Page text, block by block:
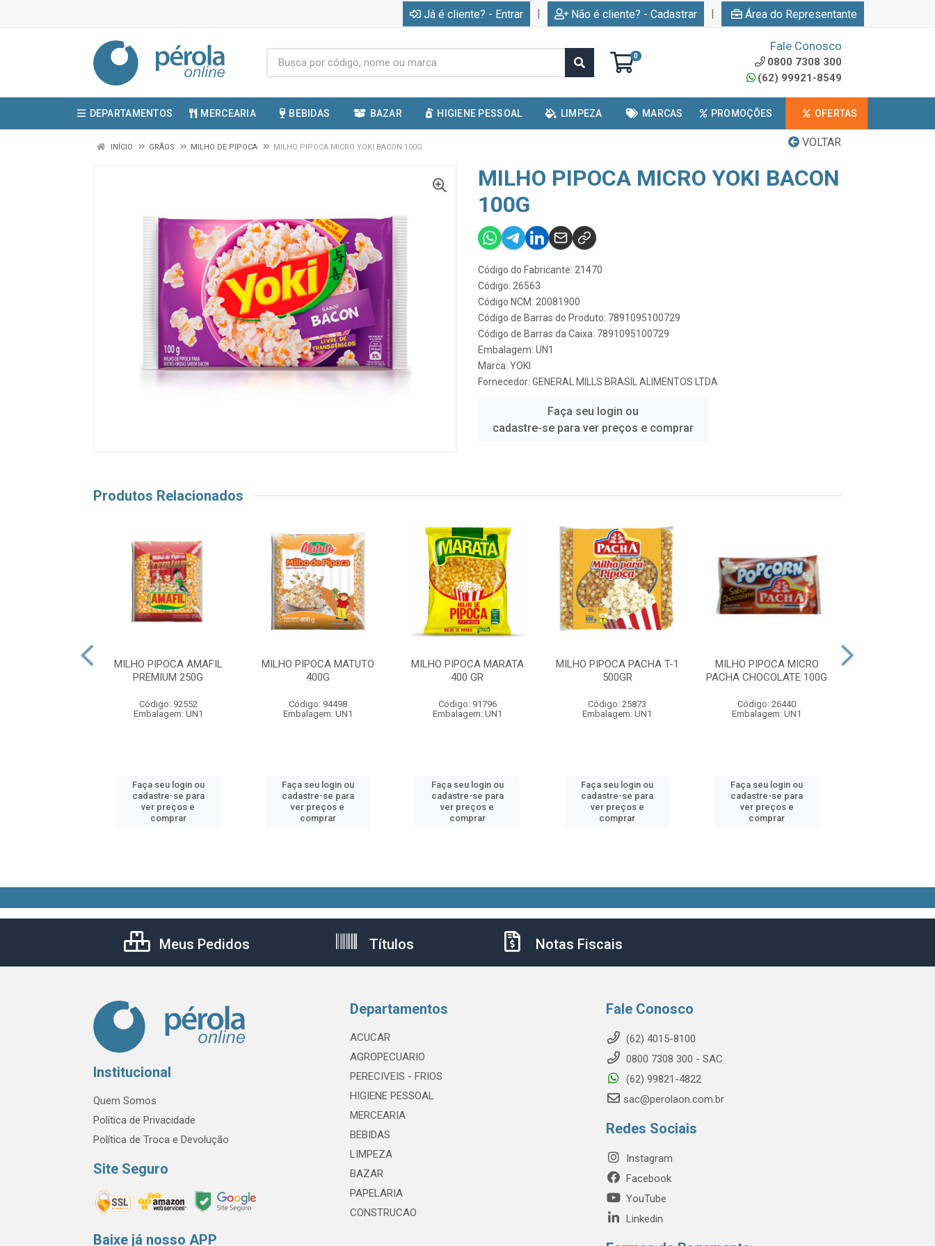
Já é cliente? - Entrar | Não é cliente? - Cadastrar | Área do Representante
0
Fale Conosco
0800 7308 300
(62) 99921-8549
DEPARTAMENTOS MERCEARIA BEBIDAS BAZAR HIGIENE PESSOAL LIMPEZA MARCAS PROMOÇÕES OFERTAS
VOLTAR
INÍCIO GRÃOS MILHO DE PIPOCA MILHO PIPOCA MICRO YOKI BACON 100G
MILHO PIPOCA MICRO YOKI BACON
100G
Código do Fabricante: 21470
Código: 26563
Código NCM: 20081900
Código de Barras do Produto: 7891095100729
Código de Barras da Caixa: 7891095100729
Embalagem: UN1
Marca: YOKI
Fornecedor: GENERAL MILLS BRASIL ALIMENTOS LTDA
Faça seu login ou
cadastre-se para ver preços e comprar
Produtos Relacionados
MILHO PIPOCA AMAFIL
PREMIUM 250G
Código: 92552
Embalagem: UN1
Faça seu login ou
cadastre-se para
ver preços e
comprar
MILHO PIPOCA MATUTO
400G
Código: 94498
Embalagem: UN1
Faça seu login ou
cadastre-se para
ver preços e
comprar
MILHO PIPOCA MARATA
400 GR
Código: 91796
Embalagem: UN1
Faça seu login ou
cadastre-se para
ver preços e
comprar
MILHO PIPOCA PACHA T-1
500GR
Código: 25873
Embalagem: UN1
Faça seu login ou
cadastre-se para
ver preços e
comprar
MILHO PIPOCA MICRO
PACHA CHOCOLATE 100G
Código: 26440
Embalagem: UN1
Faça seu login ou
cadastre-se para
ver preços e
comprar
Meus Pedidos Títulos Notas Fiscais
Institucional
Quem Somos
Política de Privacidade
Política de Troca e Devolução
Site Seguro
Baixe já nosso APP
Departamentos
ACUCAR
AGROPECUARIO
PERECIVEIS - FRIOS
HIGIENE PESSOAL
MERCEARIA
BEBIDAS
LIMPEZA
BAZAR
PAPELARIA
CONSTRUCAO
Fale Conosco
(62) 4015-8100
0800 7308 300 - SAC
(62) 99821-4822
sac@perolaon.com.br
Redes Sociais
Instagram
Facebook
YouTube
Linkedin